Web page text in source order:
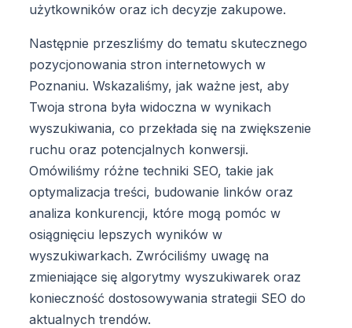
użytkowników oraz ich decyzje zakupowe.
Następnie przeszliśmy do tematu skutecznego
pozycjonowania stron internetowych w
Poznaniu. Wskazaliśmy, jak ważne jest, aby
Twoja strona była widoczna w wynikach
wyszukiwania, co przekłada się na zwiększenie
ruchu oraz potencjalnych konwersji.
Omówiliśmy różne techniki SEO, takie jak
optymalizacja treści, budowanie linków oraz
analiza konkurencji, które mogą pomóc w
osiągnięciu lepszych wyników w
wyszukiwarkach. Zwróciliśmy uwagę na
zmieniające się algorytmy wyszukiwarek oraz
konieczność dostosowywania strategii SEO do
aktualnych trendów.